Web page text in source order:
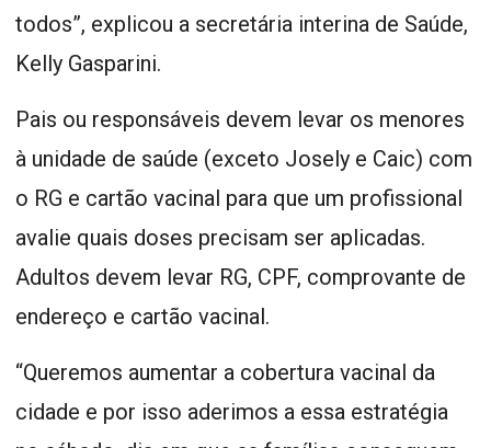
todos”, explicou a secretária interina de Saúde,
Kelly Gasparini.
Pais ou responsáveis devem levar os menores
à unidade de saúde (exceto Josely e Caic) com
o RG e cartão vacinal para que um profissional
avalie quais doses precisam ser aplicadas.
Adultos devem levar RG, CPF, comprovante de
endereço e cartão vacinal.
“Queremos aumentar a cobertura vacinal da
cidade e por isso aderimos a essa estratégia